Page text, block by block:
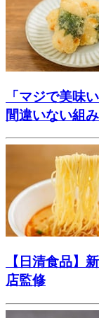
「マジで美味
間違いない組
【日清食品】
店監修